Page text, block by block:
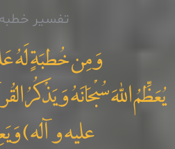
تفسیر خطبه 133
وَ مِن خُطبَةٍ لَهُ
يُعَظِّمُ اللهَ سُبْحَانَهُ وَ يَذْکُرُ
عليه و آله)